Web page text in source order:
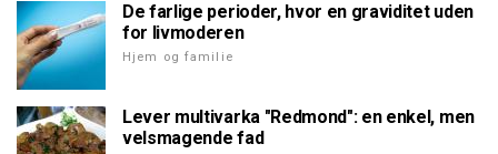
De farlige perioder, hvor en graviditet uden
for livmoderen
Hjem og familie
Lever multivarka "Redmond": en enkel, men
velsmagende fad